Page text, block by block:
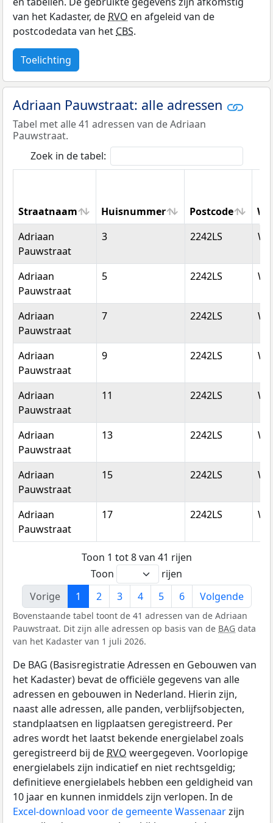
van het Kadaster, deRVO en afgeleid van de
postcodedata van hetCBS.
Toelichting
Adriaan Pauwstraat: alle adressen
Tabel met alle 41 adressen van de Adriaan
Pauwstraat.
Zoek in de tabel:
Straatnaam Huisnummer Postcode
Straatnaam
Huisnummer Postcode
Adriaan
Pauwstraat
3 2242LS
Adriaan
Pauwstraat
5 2242LS
Adriaan
Pauwstraat
7 2242LS
Adriaan
Pauwstraat
9 2242LS
Adriaan
Pauwstraat
11 2242LS
Adriaan
Pauwstraat
13 2242LS
Adriaan
Pauwstraat
15 2242LS
Adriaan
Pauwstraat
17 2242LS
Toon 1 tot 8 van 41 rijen
Toon
rijen
Vorige
1 2 3 4 5 6 Volgende
Bovenstaande tabel toont de 41 adressen van de Adriaan
Pauwstraat. Dit zijn alle adressen op basis van de BAG data
van het Kadaster van 1 juli 2026.
De BAG (Basisregistratie Adressen en Gebouwen van
het Kadaster) bevat de officiële gegevens van alle
adressen en gebouwen in Nederland. Hierin zijn,
naast alle adressen, alle panden, verblijfsobjecten,
standplaatsen en ligplaatsen geregistreerd. Per
adres wordt het laatst bekende energielabel zoals
geregistreerd bij de RVO weergegeven. Voorlopige
energielabels zijn indicatief en niet rechtsgeldig;
definitieve energielabels hebben een geldigheid van
10 jaar en kunnen inmiddels zijn verlopen. In de
Excel-download voor de gemeente Wassenaarzijn